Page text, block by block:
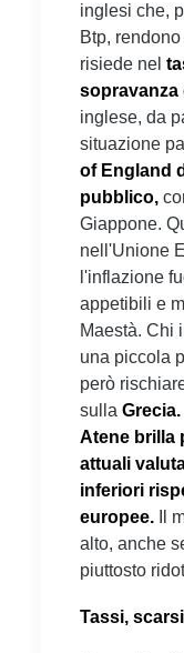
inglesi che,
Btp,
risiede nel
sopravanza
inglese, da
situazione
of England
pubblico,
Giappone.
nell'Unione
l'inflazione
appetibili e
Maestà. Chi
una piccola
però
sulla Grecia.
Atene brilla
attuali
inferiori
europee.
Il
alto, anche
piuttosto
Tassi,